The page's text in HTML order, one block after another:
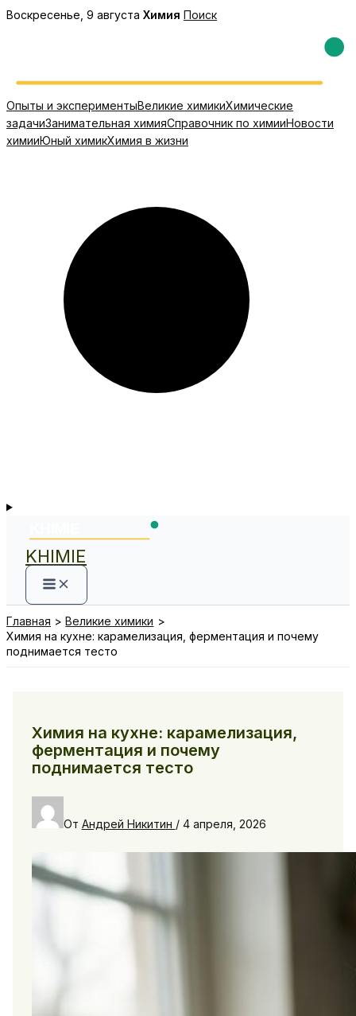
Перейти
Воскресенье, 9 августа Химия Поиск
Опыты и экспериментыВеликие химикиХимические
задачиЗанимательная химияСправочник по химииНовости
химииЮный химикХимия в жизни
KHIMIE
Главная
Великие химики
Химия на кухне: карамелизация, ферментация и почему
поднимается тесто
Химия на кухне: карамелизация,
ферментация и почему
поднимается тесто
От Андрей Никитин / 4 апреля, 2026